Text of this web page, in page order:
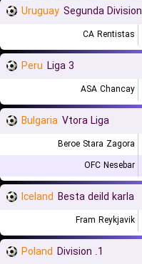
Uruguay Segunda Division
CA Rentistas
Peru Liga 3
ASA Chancay
Bulgaria Vtora Liga
Beroe Stara Zagora
OFC Nesebar
Iceland Besta deild karla
Fram Reykjavik
Poland 1. Division